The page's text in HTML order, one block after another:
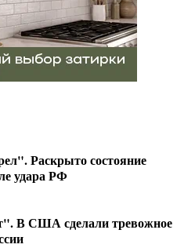
Раскрыто состояние
удара РФ
В США сделали тревожное